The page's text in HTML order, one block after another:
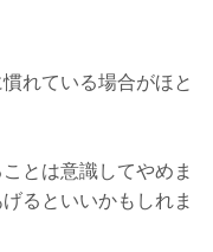
れている場合がほと
とは意識してやめま
るといいかもしれま